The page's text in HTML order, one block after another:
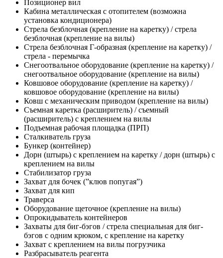
Позиционер вил
Кабина металлическая с отопителем (возможна
установка кондиционера)
Стрела безблочная (крепление на каретку) / стрела
безблочная (крепление на вилы)
Стрела безблочная Г-образная (крепление на каретку) /
стрела - перемычка
Снегоотвальное оборудование (крепление на каретку) /
снегоотвальное оборудование (крепление на вилы)
Ковшовое оборудование (крепление на каретку) /
ковшовое оборудование (крепление на вилы)
Ковш с механическим приводом (крепление на вилы)
Съемная каретка (расширитель) / съемный
(расширитель) с креплением на вилы
Подъемная рабочая площадка (ПРП)
Сталкиватель груза
Бункер (контейнер)
Дорн (штырь) с креплением на каретку / дорн (штырь) с
креплением на вилы
Стабилизатор груза
Захват для бочек (”клюв попугая”)
Захват для кип
Траверса
Оборудование щеточное (крепление на вилы)
Опрокидыватель контейнеров
Захваты для биг-бэгов / стрела специальная для биг-
бэгов с одним крюком, с крепление на каретку
Захват с креплением на вилы погрузчика
Разбрасыватель реагента